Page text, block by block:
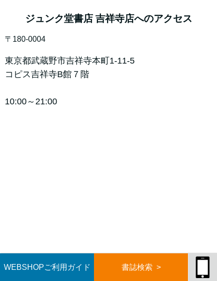
WEBSHOPご利用ガイド 書誌検索
ジュンク堂書店 吉祥寺店へのアクセス
〒180-0004
東京都武蔵野市吉祥寺本町1-11-5
コピス吉祥寺B館７階
10:00～21:00